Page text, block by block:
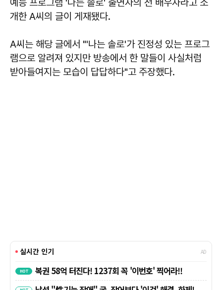
예능 프로그램 '나는 솔로' 출연자의 전 배우자라고 소
개한 A씨의 글이 게재됐다.
A씨는 해당 글에서 "'나는 솔로'가 진정성 있는 프로그
램으로 알려져 있지만 방송에서 한 말들이 사실처럼
받아들여지는 모습이 답답하다"고 주장했다.